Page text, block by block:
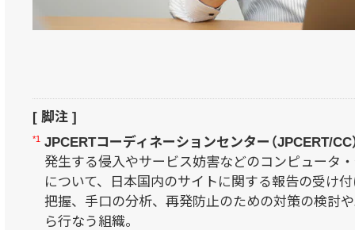
[ 脚注 ]
*1 JPCERTコーディネーションセンター（JPCERT/CC
発生する侵入やサービス妨害などのコンピュータ
について、日本国内のサイトに関する報告の受け
把握、手口の分析、再発防止のための対策の検討
ら行なう組織。